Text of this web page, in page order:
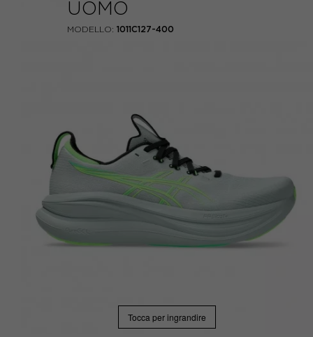
UOMO
MODELLO: 1011C127-400
Tocca per ingrandire